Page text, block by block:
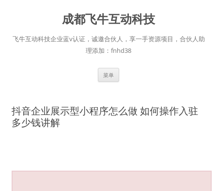
成都飞牛互动科技
飞牛互动科技企业蓝v认证，诚邀合伙人，享一手资源项目，合伙人助
理添加：fnhd38
菜单
抖音企业展示型小程序怎么做 如何操作入驻
多少钱讲解